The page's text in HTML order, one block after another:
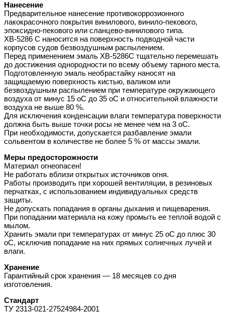
Нанесение
Предварительное нанесение противокоррозионного
лакокрасочного покрытия винилового, винило-пекового,
эпоксидно-пекового или сланцево-винилового типа.
ХВ-5286 С наносится на поверхность подводной части
корпусов судов безвоздушным распылением.
Перед применением эмаль ХВ-5286С тщательно перемешать
до достижения однородности по всему объему тарного места.
Подготовленную эмаль необрастайку наносят на
защищаемую поверхность кистью, валиком или
безвоздушным распылением при температуре окружающего
воздуха от минус 15 оС до 35 оС и относительной влажности
воздуха не выше 80 %.
Для исключения конденсации влаги температура поверхности
должна быть выше точки росы не менее чем на 3 оС.
При необходимости, допускается разбавление эмали
сольвентом в количестве не более 5 % от массы эмали.
Меры предосторожности
Материал огнеопасен!
Не работать вблизи открытых источников огня.
Работы производить при хорошей вентиляции, в резиновых
перчатках, с использованием индивидуальных средств
защиты.
Не допускать попадания в органы дыхания и пищеварения.
При попадании материала на кожу промыть ее теплой водой с
мылом.
Хранить эмали при температурах от минус 25 оС до плюс 30
оС, исключив попадание на них прямых солнечных лучей и
влаги.
Хранение
Гарантийный срок хранения — 18 месяцев со дня
изготовления.
Стандарт
ТУ 2313-021-27524984-2001